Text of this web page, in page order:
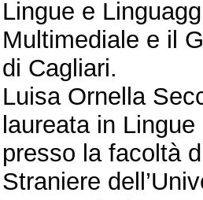
Lingue e
Multimediale e il
di Cagliari.
Luisa Ornella
laureata in
presso la facoltà
Straniere